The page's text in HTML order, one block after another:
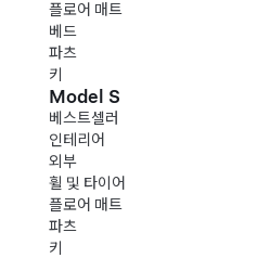
플로어 매트
베드
파츠
키
Model S
베스트셀러
인테리어
외부
휠 및 타이어
플로어 매트
파츠
키